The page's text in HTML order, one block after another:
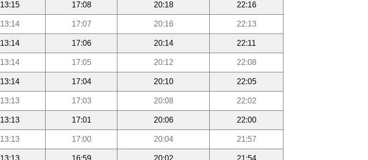
13:15 17:08 20:18 22:16
13:14 17:07 20:16 22:13
13:14 17:06 20:14 22:11
13:14 17:05 20:12 22:08
13:14 17:04 20:10 22:05
13:13 17:03 20:08 22:02
13:13 17:01 20:06 22:00
13:13 17:00 20:04 21:57